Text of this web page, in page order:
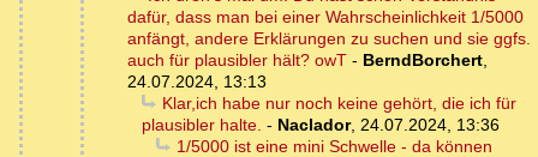
dafür, dass man bei einer Wahrscheinlichkeit 1/5000
anfängt, andere Erklärungen zu suchen und sie ggfs.
auch für plausibler hält? owT - BerndBorchert,
24.07.2024, 13:13
Klar,ich habe nur noch keine gehört, die ich für
plausibler halte. - Naclador, 24.07.2024, 13:36
1/5000 ist eine mini Schwelle - da können